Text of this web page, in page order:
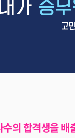
의 합격생을 배